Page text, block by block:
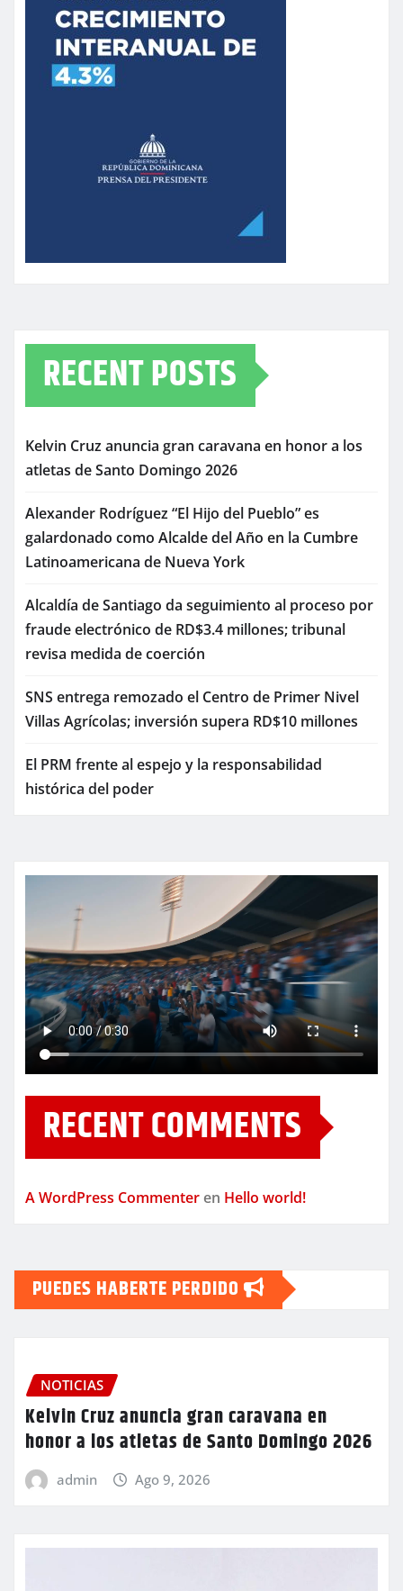
RECENT POSTS
Kelvin Cruz anuncia gran caravana en honor a los
atletas de Santo Domingo 2026
Alexander Rodríguez “El Hijo del Pueblo” es
galardonado como Alcalde del Año en la Cumbre
Latinoamericana de Nueva York
Alcaldía de Santiago da seguimiento al proceso por
fraude electrónico de RD$3.4 millones; tribunal
revisa medida de coerción
SNS entrega remozado el Centro de Primer Nivel
Villas Agrícolas; inversión supera RD$10 millones
El PRM frente al espejo y la responsabilidad
histórica del poder
RECENT COMMENTS
A WordPress Commenter en Hello world!
PUEDES HABERTE PERDIDO
NOTICIAS
Kelvin Cruz anuncia gran caravana en
honor a los atletas de Santo Domingo 2026
admin Ago 9, 2026